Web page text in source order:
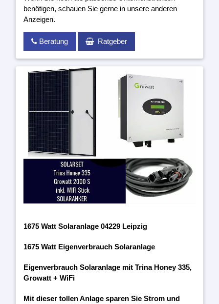
benötigen, schauen Sie gerne in unsere anderen
Anzeigen.
Beratung Ratgeber
1675 Watt Solaranlage 04229 Leipzig
1675 Watt Eigenverbrauch Solaranlage
Eigenverbrauch Solaranlage mit Trina Honey 335,
Growatt + WiFi
Mit dieser tollen Anlage sparen Sie Strom und